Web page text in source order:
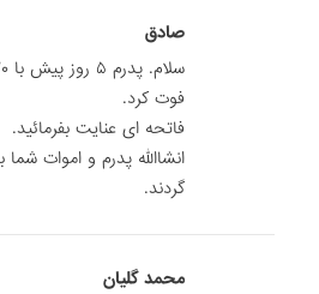
صادق
فوت کرد.
فاتحه ای عنایت بفرمائید.
انشاالله پدرم و اموات شما
گردند.
محمد گلیان